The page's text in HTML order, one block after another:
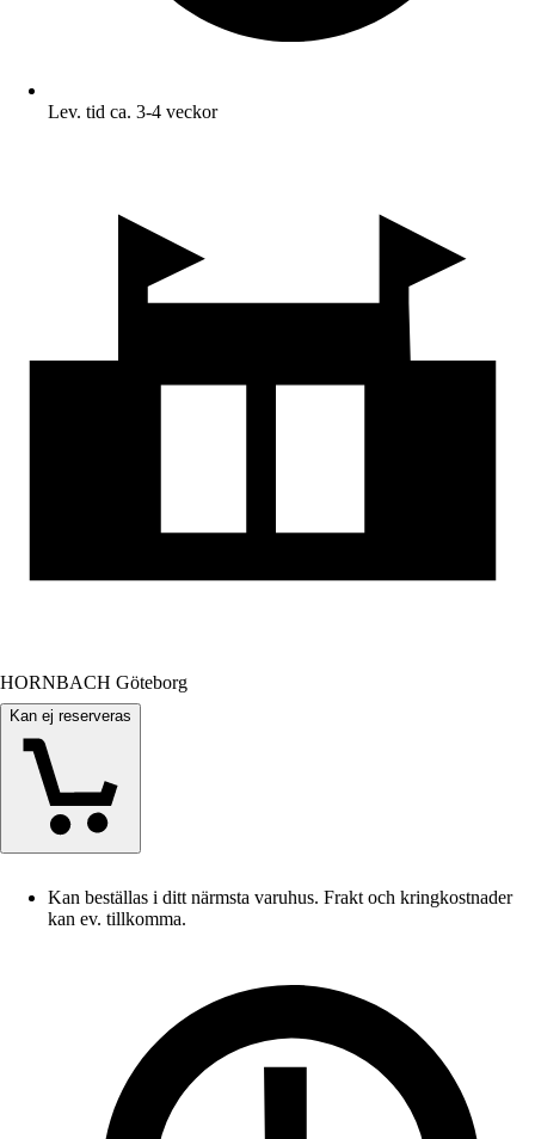
Lev. tid ca. 3-4 veckor
HORNBACH Göteborg
Kan ej reserveras
Kan beställas i ditt närmsta varuhus. Frakt och kringkostnader
kan ev. tillkomma.